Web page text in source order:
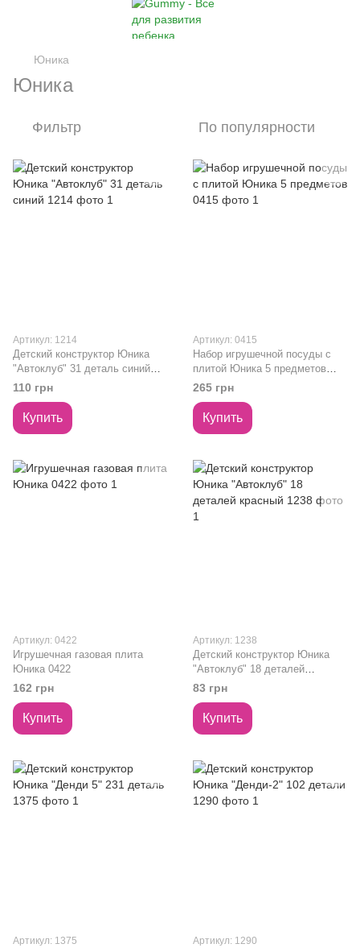
Юника
Юника
Фильтр По популярности
Артикул: 1214
Детский конструктор Юника
"Автоклуб" 31 деталь синий
1214
110 грн
Купить
Артикул: 0415
Набор игрушечной посуды с
плитой Юника 5 предметов
0415
265 грн
Купить
Артикул: 0422
Игрушечная газовая плита
Юника 0422
162 грн
Купить
Артикул: 1238
Детский конструктор Юника
"Автоклуб" 18 деталей
красный 1238
83 грн
Купить
Артикул: 1375 Артикул: 1290